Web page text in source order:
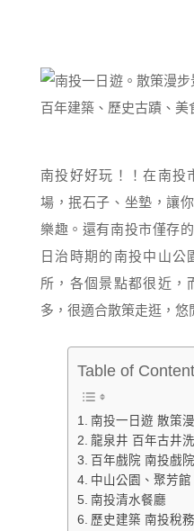
南投好好玩！！在南投
場，抿石子、坐墊，讓
樂趣。還有南投市僅存
日治時期的南投中山公
所，各個景點都很近，
多，很適合散策走逛，悠
Table of
南投一日遊 散策
龍泉井 百年古井
百年戲院 南投戲院
中山公園、聚芳館
南投清水餐廳
歷史建築 南投稅